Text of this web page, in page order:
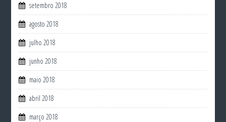
setembro 2018
agosto 2018
julho 2018
junho 2018
maio 2018
abril 2018
março 2018